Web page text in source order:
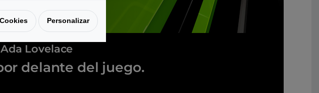
Lovelace
delante del juego.
Personalizar